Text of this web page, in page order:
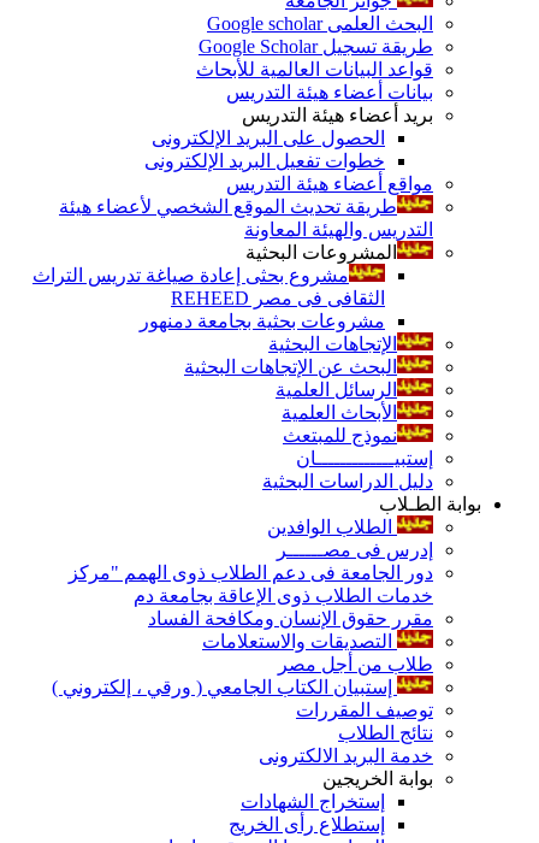
البحث العلمى Google scholar
طريقة تسجيل Google Scholar
قواعد البيانات العالمية للأبحاث
بيانات أعضاء هيئة التدريس
بريد أعضاء هيئة التدريس
الحصول على البريد الإلكترونى
خطوات تفعيل البريد الإلكترونى
مواقع أعضاء هيئة التدريس
طريقة تحديث الموقع الشخصي لأعضاء هيئة
التدريس والهيئة المعاونة
المشروعات البحثية
مشروع بحثى إعادة صياغة تدريس التراث
الثقافى فى مصر REHEED
مشروعات بحثية بجامعة دمنهور
الإتجاهات البحثية
البحث عن الإتجاهات البحثية
الرسائل العلمية
الأبحاث العلمية
نموذج للمبتعث
إستبيـــــــــــــان
دليل الدراسات البحثية
بوابة الطـلاب
الطلاب الوافدين
إدرس فى مصــــــر
دور الجامعة فى دعم الطلاب ذوى الهمم "مركز
خدمات الطلاب ذوى الإعاقة بجامعة دم
مقرر حقوق الإنسان ومكافحة الفساد
التصديقات والاستعلامات
طلاب من أجل مصر
إستبيان الكتاب الجامعي ( ورقي ، إلكتروني )
توصيف المقررات
نتائج الطلاب
خدمة البريد الالكترونى
بوابة الخريجين
إستخراج الشهادات
إستطلاع رأى الخريج